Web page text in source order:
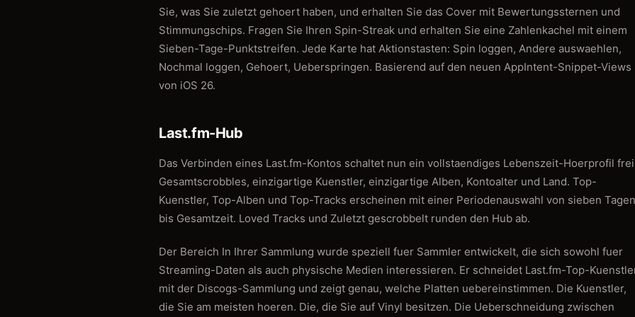
Sie, was Sie zuletzt gehoert haben, und erhalten Sie das Cover mit Bewertungssternen und
Stimmungschips. Fragen Sie Ihren Spin-Streak und erhalten Sie eine Zahlenkachel mit einem
Sieben-Tage-Punktstreifen. Jede Karte hat Aktionstasten: Spin loggen, Andere auswaehlen,
Nochmal loggen, Gehoert, Ueberspringen. Basierend auf den neuen AppIntent-Snippet-Views
von iOS 26.
Last.fm-Hub
Das Verbinden eines Last.fm-Kontos schaltet nun ein vollstaendiges Lebenszeit-Hoerprofil
Gesamtscrobbles, einzigartige Kuenstler, einzigartige Alben, Kontoalter und Land. Top-
Kuenstler, Top-Alben und Top-Tracks erscheinen mit einer Periodenauswahl von sieben Tagen
bis Gesamtzeit. Loved Tracks und Zuletzt gescrobbelt runden den Hub ab.
Der Bereich In Ihrer Sammlung wurde speziell fuer Sammler entwickelt, die sich sowohl fuer
Streaming-Daten als auch physische Medien interessieren. Er schneidet Last.fm-Top-
mit der Discogs-Sammlung und zeigt genau, welche Platten uebereinstimmen. Die Kuenstler,
die Sie am meisten hoeren. Die, die Sie auf Vinyl besitzen. Die Ueberschneidung zwischen